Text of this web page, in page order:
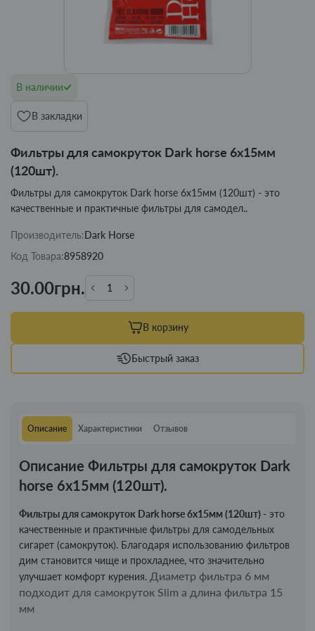
В наличии
В закладки
Фильтры для самокруток Dark horse 6х15мм
(120шт).
Фильтры для самокруток Dark horse 6х15мм (120шт) - это
качественные и практичные фильтры для самодел..
Производитель:Dark Horse
Код Товара:8958920
30.00грн.
В корзину
Быстрый заказ
Описание Характеристики Отзывов
Описание Фильтры для самокруток Dark
horse 6х15мм (120шт).
Фильтры для самокруток Dark horse 6х15мм (120шт) - это
качественные и практичные фильтры для самодельных
сигарет (самокруток). Благодаря использованию фильтров
дим становится чище и прохладнее, что значительно
улучшает комфорт курения. Диаметр фильтра 6 мм
подходит для самокруток Slim а длина фильтра 15
мм